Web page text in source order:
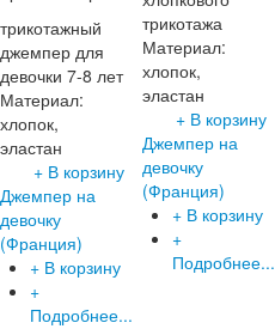
трикотажный
джемпер для
девочки 7-8 лет
Материал:
хлопок,
эластан
+ В корзину
Джемпер на
девочку
(Франция)
+ В корзину
+
Подробнее...
трикотажа
Материал:
хлопок,
эластан
+ В корзину
Джемпер на
девочку
(Франция)
+ В корзину
+
Подробнее...